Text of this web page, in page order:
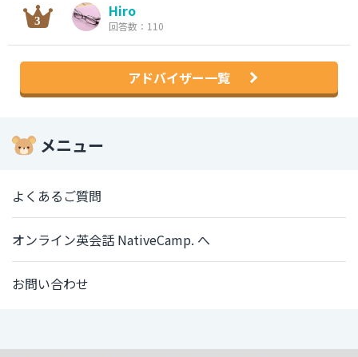
Hiro
回答数：110
アドバイザー一覧
メニュー
よくあるご質問
オンライン英会話 NativeCamp. へ
お問い合わせ